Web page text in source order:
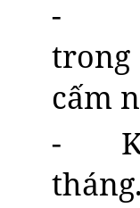
-
cấm
-
tháng.